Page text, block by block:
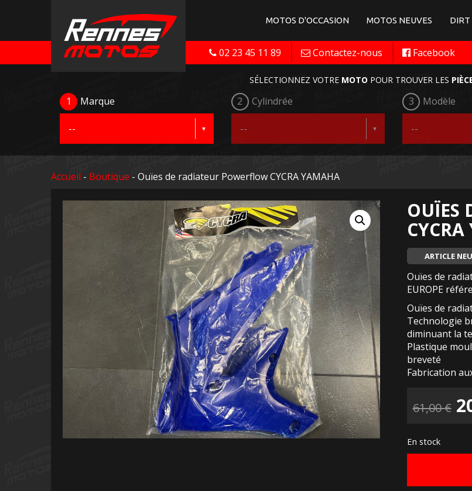
MOTOS D'OCCASION MOTOS NEUVES DIRT
02 23 45 11 89 Contactez-nous Facebook
SÉLECTIONNEZ VOTRE MOTO POUR TROUVER LES
1 Marque 2 Cylindrée 3 Modèle
Accueil - Boutique - Ouïes de radiateur Powerflow CYCRA YAMAHA
OUÏES
ARTICLE
Ouïes de
EUROPE
Ouïes de
Technologie
diminuant la
Plastique
breveté
Fabrication
61,00€
En stock